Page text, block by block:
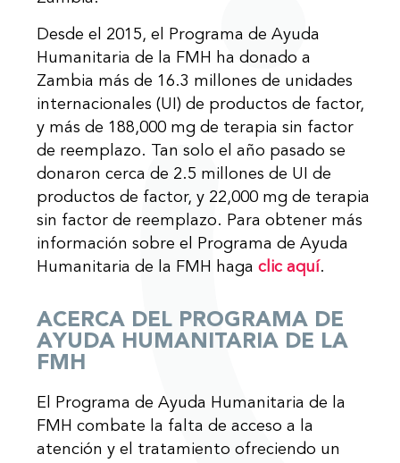
Desde el 2015, el Programa de Ayuda
Humanitaria de la FMH ha donado a
Zambia más de 16.3 millones de unidades
internacionales (UI) de productos de factor,
y más de 188,000 mg de terapia sin factor
de reemplazo. Tan solo el año pasado se
donaron cerca de 2.5 millones de UI de
productos de factor, y 22,000 mg de terapia
sin factor de reemplazo. Para obtener más
información sobre el Programa de Ayuda
Humanitaria de la FMH hagaclic aquí.
ACERCA DEL PROGRAMA DE
AYUDA HUMANITARIA DE LA
FMH
El Programa de Ayuda Humanitaria de la
FMH combate la falta de acceso a la
atención y el tratamiento ofreciendo un